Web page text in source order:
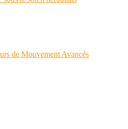
de Mouvement Avancés